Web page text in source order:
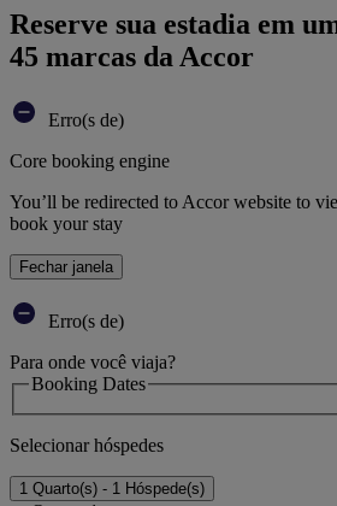
Reserve sua estadia em
45 marcas da Accor
Erro(s de)
Core booking engine
You’ll be redirected to Accor website to
book your stay
Fechar janela
Erro(s de)
Para onde você viaja?
Booking Dates
Selecionar hóspedes
1 Quarto(s) - 1 Hóspede(s)